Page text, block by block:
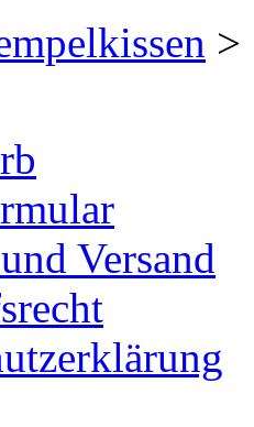
>
Versand